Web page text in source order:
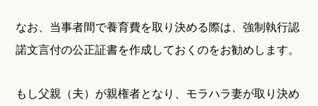
なお、当事者間で養育費を取り決める際は、強制執行認
諾文言付の公正証書を作成しておくのをお勧めします。
もし父親（夫）が親権者となり、モラハラ妻が取り決め